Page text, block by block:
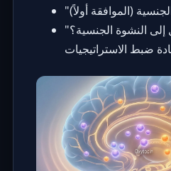
"لماذا لا أستطيع الوصول إلى النشوة الجنسية؟